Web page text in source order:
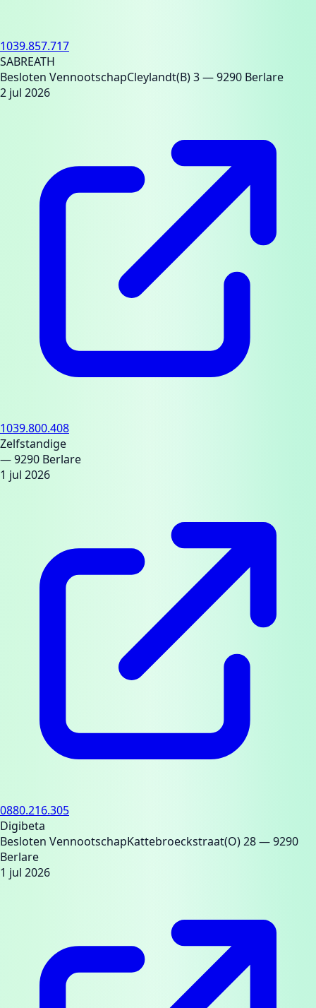
1039.857.717
SABREATH
Besloten VennootschapCleylandt(B) 3— 9290 Berlare
2 jul 2026
1039.800.408
Zelfstandige
— 9290 Berlare
1 jul 2026
0880.216.305
Digibeta
Besloten VennootschapKattebroeckstraat(O) 28— 9290
Berlare
1 jul 2026